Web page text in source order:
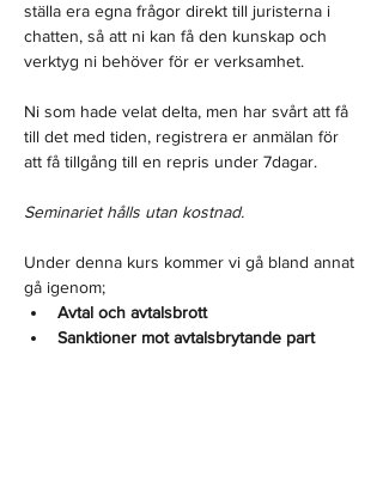
ställa era egna frågor direkt till juristerna i
chatten, så att ni kan få den kunskap och
verktyg ni behöver för er verksamhet.
Ni som hade velat delta, men har svårt att få
till det med tiden, registrera er anmälan för
att få tillgång till en repris under 7dagar.
Seminariet hålls utan kostnad.
Under denna kurs kommer vi gå bland annat
gå igenom;
Avtal och avtalsbrott
Sanktioner mot avtalsbrytande part